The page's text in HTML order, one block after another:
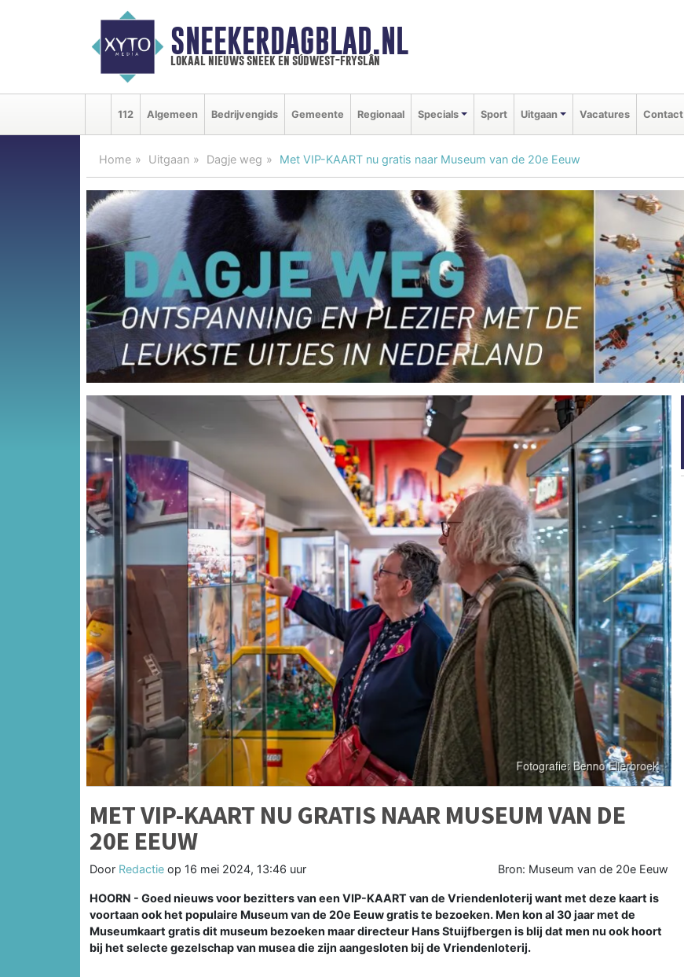
SNEEKERDAGBLAD.NL
lokaal nieuws sneek en súdwest-fryslân
112 Algemeen Bedrijvengids Gemeente Regionaal Specials Sport Uitgaan Vacatures Contact
Home Uitgaan Dagje weg Met VIP-KAART nu gratis naar Museum van de 20e Eeuw
MET VIP-KAART NU GRATIS NAAR MUSEUM VAN DE
20E EEUW
Door Redactie op 16 mei 2024, 13:46 uur Bron: Museum van de 20e Eeuw
HOORN - Goed nieuws voor bezitters van een VIP-KAART van de Vriendenloterij want met deze kaart is
voortaan ook het populaire Museum van de 20e Eeuw gratis te bezoeken. Men kon al 30 jaar met de
Museumkaart gratis dit museum bezoeken maar directeur Hans Stuijfbergen is blij dat men nu ook hoort
bij het selecte gezelschap van musea die zijn aangesloten bij de Vriendenloterij.